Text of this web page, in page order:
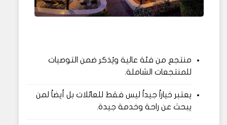
منتجع من فئة عالية ويُذكر ضمن التوصيات
للمنتجعات الشاملة.
يعتبر خياراً جيداً ليس فقط للعائلات بل أيضاً لمن
يبحث عن راحة وخدمة جيدة.